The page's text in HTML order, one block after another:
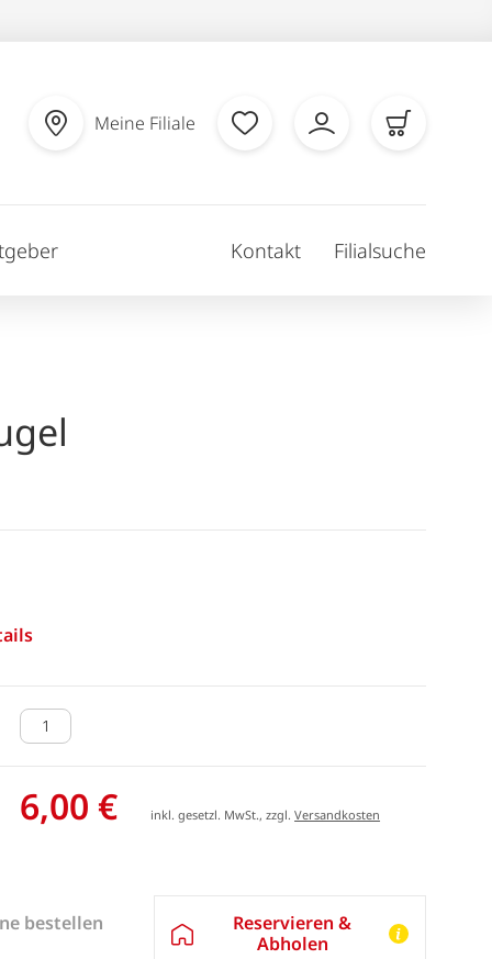
Meine Filiale
Kontakt Filialsuche
6,00 € inkl. gesetzl. MwSt., zzgl.Versandkosten
bestellen
Reservieren &
Abholen